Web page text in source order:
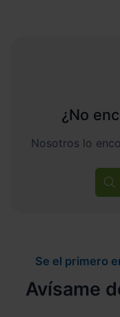
¿No
Nosotros lo
Se el primero
Avísame